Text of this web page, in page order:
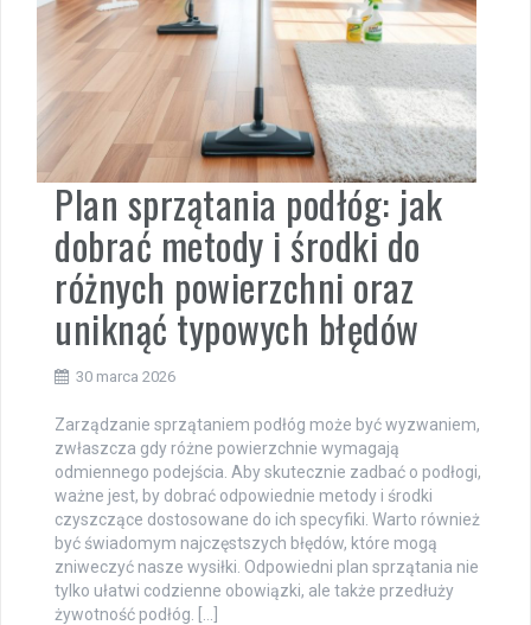
Plan sprzątania podłóg: jak
dobrać metody i środki do
różnych powierzchni oraz
uniknąć typowych błędów
30 marca 2026
Zarządzanie sprzątaniem podłóg może być wyzwaniem,
zwłaszcza gdy różne powierzchnie wymagają
odmiennego podejścia. Aby skutecznie zadbać o podłogi,
ważne jest, by dobrać odpowiednie metody i środki
czyszczące dostosowane do ich specyfiki. Warto również
być świadomym najczęstszych błędów, które mogą
zniweczyć nasze wysiłki. Odpowiedni plan sprzątania nie
tylko ułatwi codzienne obowiązki, ale także przedłuży
żywotność podłóg. […]